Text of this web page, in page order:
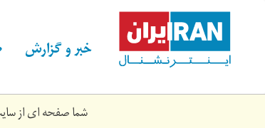
content خبر و گزارش
شما صفحه ای از